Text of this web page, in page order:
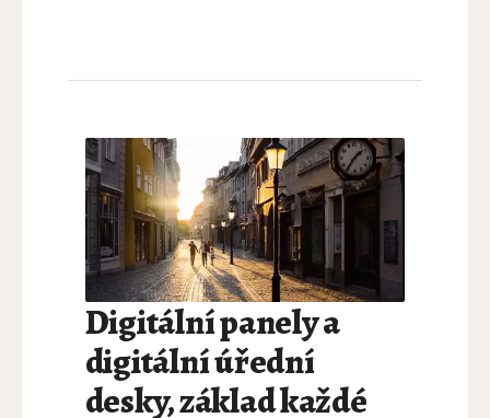
Digitální panely a
digitální úřední
desky, základ každé